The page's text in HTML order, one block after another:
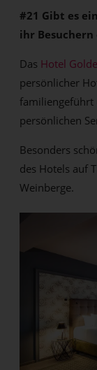
#21 Gibt es
ihr
Das Hotel
persönlicher
familiengeführt
persönlichen
Besonders
des Hotels auf
Weinberge.